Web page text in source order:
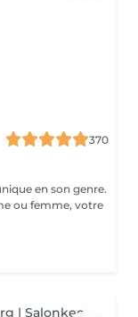
370
en son genre.
ou femme, votre